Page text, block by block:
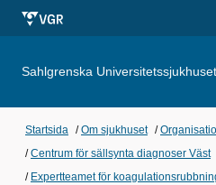
Sahlgrenska Universitetssjukhuset
Startsida /Om sjukhuset /
/Centrum för sällsynta diagnoser Väst
/ Expertteamet för